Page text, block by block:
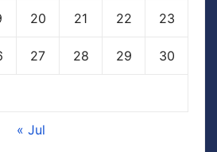
20 21 22 23
27 28 29 30
« Jul